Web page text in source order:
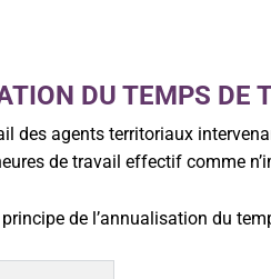
DU TEMPS DE
des agents territoriaux
de travail effectif comme
de l’annualisation du